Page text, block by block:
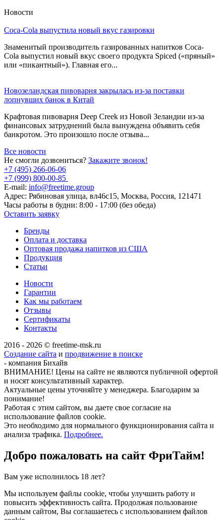
Новости
Coca-Cola выпустила новый вкус газировки
Знаменитый производитель газированных напитков Coca-
Cola выпустил новый вкус своего продукта Spiced («пряный»
или «пикантный»). Главная его...
Новозеландская пивоварня закрылась из-за поставки
лопнувших банок в Китай
Крафтовая пивоварня Deep Creek из Новой Зеландии из-за
финансовых затруднений была вынуждена объявить себя
банкротом. Это произошло после отзыва...
Все новости
Не смогли дозвониться? Закажите звонок!
+7 (495) 266-06-06
+7 (999) 800-00-85
E-mail: info@freetime.group
Адрес: Рябиновая улица, вл46с15, Москва, Россия, 121471
Часы работы в будни: 8:00 - 17:00 (без обеда)
Оставить заявку
Бренды
Оплата и доставка
Оптовая продажа напитков из США
Продукция
Статьи
Новости
Гарантии
Как мы работаем
Отзывы
Сертификаты
Контакты
2016 - 2026 © freetime-msk.ru
Создание сайта и продвижение в поиске
- компания Бихайв
ВНИМАНИЕ! Цены на сайте не являются публичной офертой
и носят консультативный характер.
Актуальные цены уточняйте у менеджера. Благодарим за
понимание!
Работая с этим сайтом, вы даете свое согласие на
использование файлов cookie.
Это необходимо для нормального функционирования сайта и
анализа трафика. Подробнее.
Добро пожаловать на сайт ФриТайм!
Вам уже исполнилось 18 лет?
Мы используем файлы cookie, чтобы улучшить работу и
повысить эффективность сайта. Продолжая пользование
данным сайтом, Вы соглашаетесь с использованием файлов